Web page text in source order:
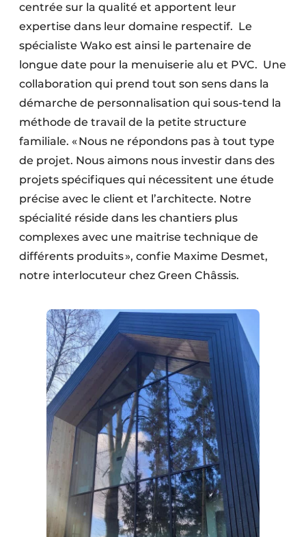
centrée sur la qualité et apportent leur
expertise dans leur domaine respectif. Le
spécialiste Wako est ainsi le partenaire de
longue date pour la menuiserie alu et PVC. Une
collaboration qui prend tout son sens dans la
démarche de personnalisation qui sous-tend la
méthode de travail de la petite structure
familiale. « Nous ne répondons pas à tout type
de projet. Nous aimons nous investir dans des
projets spécifiques qui nécessitent une étude
précise avec le client et l’architecte. Notre
spécialité réside dans les chantiers plus
complexes avec une maitrise technique de
différents produits », confie Maxime Desmet,
notre interlocuteur chez Green Châssis.